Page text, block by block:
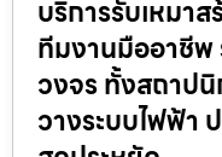
บริการรับเหมา
ทีมงานมืออาชีพ
วงจร ทั้งสถาป
วางระบบไฟฟ้า